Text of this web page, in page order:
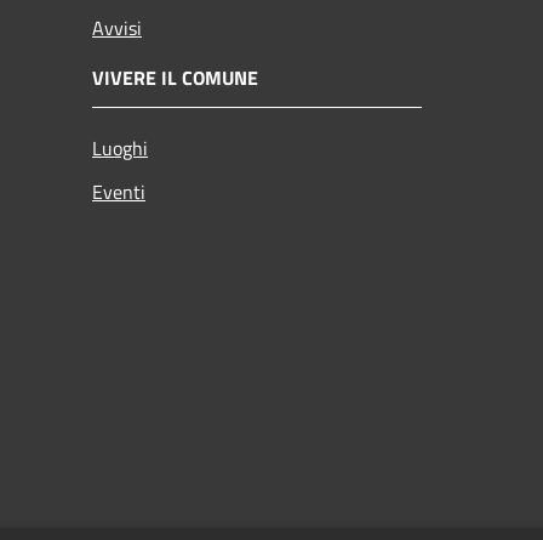
Avvisi
VIVERE IL COMUNE
Luoghi
Eventi